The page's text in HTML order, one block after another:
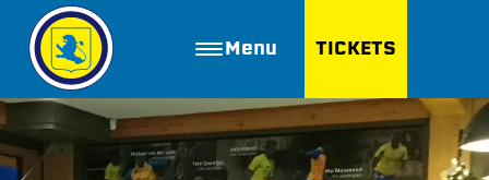
Menu TICKETS
ZOEKEN
Golfbaan Ter Specke